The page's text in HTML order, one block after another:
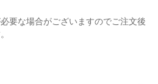
要な場合がございますのでご注文後